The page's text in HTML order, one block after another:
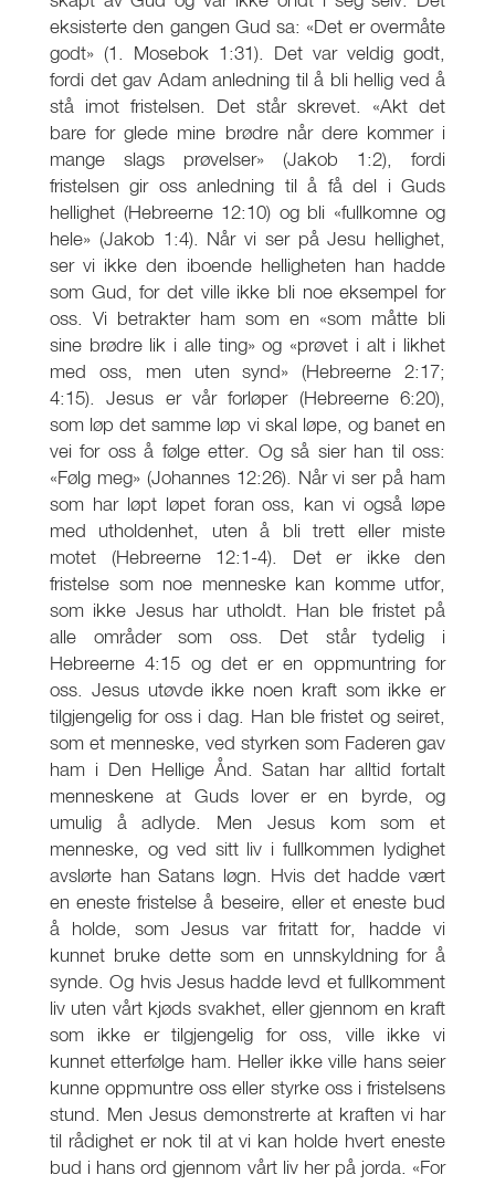
eksisterte den gangen Gud sa: «Det er overmåte
godt» (1. Mosebok 1:31). Det var veldig godt,
fordi det gav Adam anledning til å bli hellig ved å
stå imot fristelsen. Det står skrevet. «Akt det
bare for glede mine brødre når dere kommer i
mange slags prøvelser» (Jakob 1:2), fordi
fristelsen gir oss anledning til å få del i Guds
hellighet (Hebreerne 12:10) og bli «fullkomne og
hele» (Jakob 1:4). Når vi ser på Jesu hellighet,
ser vi ikke den iboende helligheten han hadde
som Gud, for det ville ikke bli noe eksempel for
oss. Vi betrakter ham som en «som måtte bli
sine brødre lik i alle ting» og «prøvet i alt i likhet
med oss, men uten synd» (Hebreerne 2:17;
4:15). Jesus er vår forløper (Hebreerne 6:20),
som løp det samme løp vi skal løpe, og banet en
vei for oss å følge etter. Og så sier han til oss:
«Følg meg» (Johannes 12:26). Når vi ser på ham
som har løpt løpet foran oss, kan vi også løpe
med utholdenhet, uten å bli trett eller miste
motet (Hebreerne 12:1-4). Det er ikke den
fristelse som noe menneske kan komme utfor,
som ikke Jesus har utholdt. Han ble fristet på
alle områder som oss. Det står tydelig i
Hebreerne 4:15 og det er en oppmuntring for
oss. Jesus utøvde ikke noen kraft som ikke er
tilgjengelig for oss i dag. Han ble fristet og seiret,
som et menneske, ved styrken som Faderen gav
ham i Den Hellige Ånd. Satan har alltid fortalt
menneskene at Guds lover er en byrde, og
umulig å adlyde. Men Jesus kom som et
menneske, og ved sitt liv i fullkommen lydighet
avslørte han Satans løgn. Hvis det hadde vært
en eneste fristelse å beseire, eller et eneste bud
å holde, som Jesus var fritatt for, hadde vi
kunnet bruke dette som en unnskyldning for å
synde. Og hvis Jesus hadde levd et fullkomment
liv uten vårt kjøds svakhet, eller gjennom en kraft
som ikke er tilgjengelig for oss, ville ikke vi
kunnet etterfølge ham. Heller ikke ville hans seier
kunne oppmuntre oss eller styrke oss i fristelsens
stund. Men Jesus demonstrerte at kraften vi har
til rådighet er nok til at vi kan holde hvert eneste
bud i hans ord gjennom vårt liv her på jorda. «For